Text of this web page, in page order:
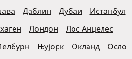
Даблин Дубаи
Истанбул
Лондон
Лос Анџелес
Њујорк Окланд
Осло